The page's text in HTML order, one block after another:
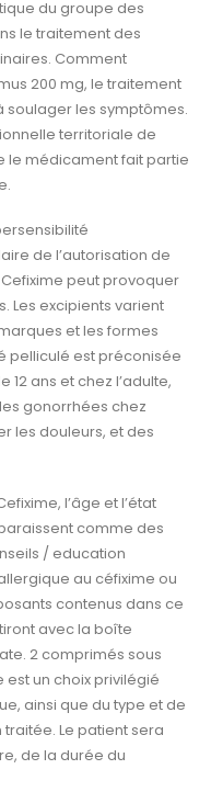
du groupe des
le traitement des
Comment
200 mg, le traitement
soulager les symptômes.
territoriale de
le médicament fait partie
de l’autorisation de
peut provoquer
Les excipients varient
et les formes
pelliculé est préconisée
12 ans et chez l’adulte,
gonorrhées chez
les douleurs, et des
l’âge et l’état
comme des
/ education
au céfixime ou
contenus dans ce
avec la boîte
2 comprimés sous
un choix privilégié
ainsi que du type et de
Le patient sera
de la durée du